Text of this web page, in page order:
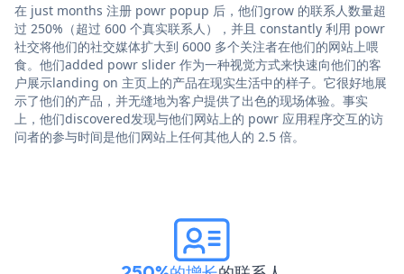
在 just months 注册 powr popup 后，他们grow 的联系人数量超
过 250%（超过 600 个真实联系人），并且 constantly 利用 powr
社交将他们的社交媒体扩大到 6000 多个关注者在他们的网站上喂
食。他们added powr slider 作为一种视觉方式来快速向他们的客
户展示landing on 主页上的产品在现实生活中的样子。它很好地展
示了他们的产品，并无缝地为客户提供了出色的现场体验。事实
上，他们discovered发现与他们网站上的 powr 应用程序交互的访
问者的参与时间是他们网站上任何其他人的 2.5 倍。